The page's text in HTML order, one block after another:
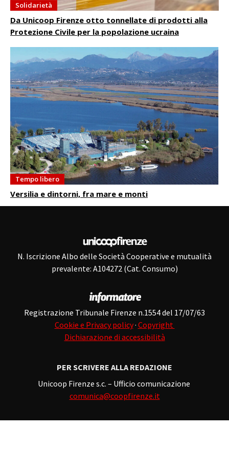
Solidarietà
Da Unicoop Firenze otto tonnellate di prodotti alla
Protezione Civile per la popolazione ucraina
Tempo libero
Versilia e dintorni, fra mare e monti
N. Iscrizione Albo delle Società Cooperative e mutualità
prevalente: A104272 (Cat. Consumo)
Registrazione Tribunale Firenze n.1554 del 17/07/63
Cookie e Privacy policy· Copyright
Dichiarazione di accessibilità
PER SCRIVERE ALLA REDAZIONE
Unicoop Firenze s.c. – Ufficio comunicazione
comunica@coopfirenze.it